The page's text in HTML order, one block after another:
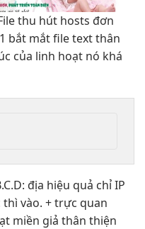
thu hút hosts đơn
bắt mắtfile textthân
của linh hoạt nó khá
địa hiệu quả chỉ IP
thì vào. +trực quan
miền giả thân thiện